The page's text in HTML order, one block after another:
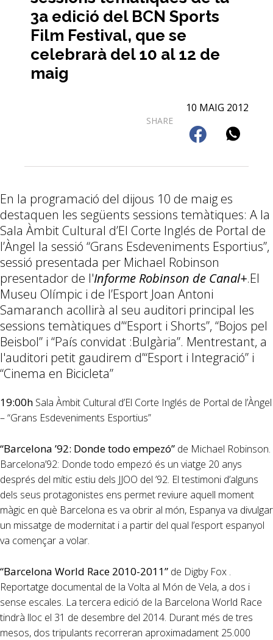
3a edició del BCN Sports
Film Festival, que se
celebrarà del 10 al 12 de
maig
10 MAIG 2012
SHARE
En la programació del dijous 10 de maig es
destaquen les següents sessions temàtiques: A la
Sala Àmbit Cultural d’El Corte Inglés de Portal de
l’Àngel la sessió “Grans Esdeveniments Esportius”,
sessió presentada per Michael Robinson
presentador de l'Informe Robinson de Canal+.El
Museu Olímpic i de l’Esport Joan Antoni
Samaranch acollirà al seu auditori principal les
sessions temàtiques d’“Esport i Shorts”, “Bojos pel
Beisbol” i “País convidat :Bulgària”. Mentrestant, a
l'auditori petit gaudirem d’“Esport i Integració” i
“Cinema en Bicicleta”
19:00h Sala Àmbit Cultural d’El Corte Inglés de Portal de l’Àngel
– “Grans Esdeveniments Esportius”
“Barcelona ’92: Donde todo empezó” de Michael Robinson.
Barcelona’92: Donde todo empezó és un viatge 20 anys
després del mític estiu dels JJOO del ’92. El testimoni d’alguns
dels seus protagonistes ens permet reviure aquell moment
màgic en què Barcelona es va obrir al món, Espanya va divulgar
un missatge de modernitat i a partir del qual l’esport espanyol
va començar a volar.
“Barcelona World Race 2010-2011” de Digby Fox .
Reportatge documental de la Volta al Món de Vela, a dos i
sense escales. La tercera edició de la Barcelona World Race
tindrà lloc el 31 de desembre del 2014. Durant més de tres
mesos, dos tripulants recorreran aproximadament 25.000